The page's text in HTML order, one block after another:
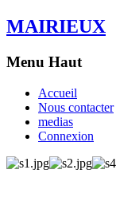
MAIRIEUX
Menu Haut
Accueil
Nous contacter
medias
Connexion